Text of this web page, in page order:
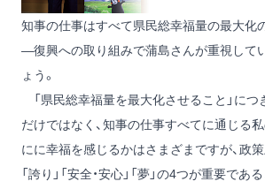
知事の仕事はすべて県民総幸福量の最大化
―復興への取り組みで蒲島さんが重視して
ょう。
「県民総幸福量を最大化させること」につ
だけではなく、知事の仕事すべてに通じる
にに幸福を感じるかはさまざまですが、政策
「誇り」「安全・安心」「夢」の4つが重要であ